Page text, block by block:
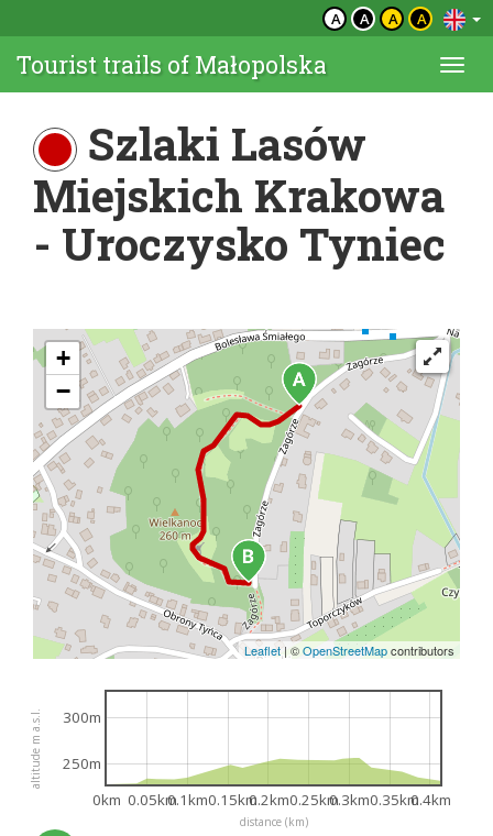
A A A A
Tourist trails of Małopolska
Szlaki Lasów
Miejskich Krakowa
- Uroczysko Tyniec
+
−
Leaflet | ©OpenStreetMapcontributors
distance (km)
altitude m a.s.l.
0km 0.05km0.1km0.15km0.2km0.25km0.3km0.35km0.4km
250m
300m